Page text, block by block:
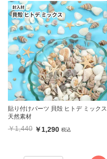
貼り付けパーツ 貝殻 ヒトデ ミックス
天然素材
￥1,440 ￥1,290 税込